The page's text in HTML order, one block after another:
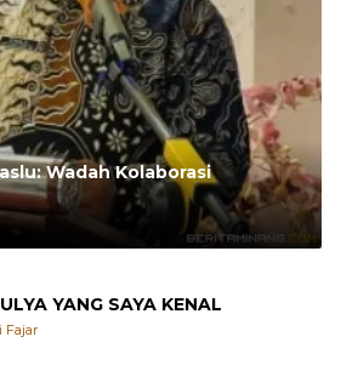
Wadah Kolaborasi
MULYA YANG SAYA KENAL
Fajar